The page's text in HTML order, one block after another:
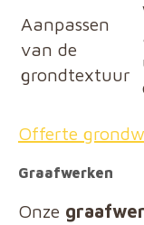
Aanpassen
van de
grondtextuur
Offerte
Graafwerken
Onze